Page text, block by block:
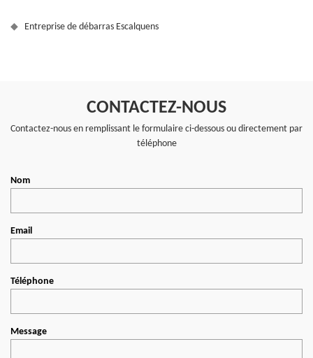
Entreprise de débarras Escalquens
CONTACTEZ-NOUS
Contactez-nous en remplissant le formulaire ci-dessous ou directement par
téléphone
Nom
Email
Téléphone
Message